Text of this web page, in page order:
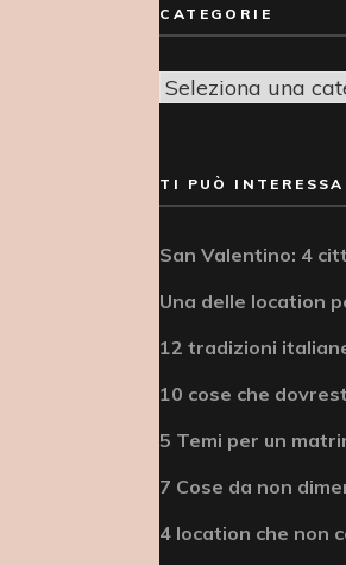
CATEGORIE
Categorie
TI PUÒ
San Valentino: 4
Una delle location
12 tradizioni
10 cose che
5 Temi per un
7 Cose da non
4 location che non